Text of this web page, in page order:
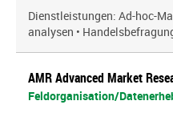
Dienstleistungen: Ad-hoc-
analysen •
AMR Advanced Market
Feldorganisation/